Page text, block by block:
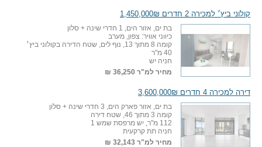
קולוני ביץ׳ למכירה 2 חדרים 1,450,000₪
בת ים, אזור הים, 1 חדרי שינה + סלון
כיווני אוויר: צפון, מערב
קומה 8 מתוך 13, נוף לים, שטח הדירה בקולוני ביץ׳
40 מ"ר
חניה יש
מחיר למ"ר 36,250 ₪
דירה למכירה 4 חדרים 3,600,000₪
בת ים, אזור פארק הים, 3 חדרי שינה + סלון
קומה 3 מתוך 46, שטח דירה
112 מ"ר, יש מרפסת שמש 1
חניה תת קרקעית
מחיר למ"ר 32,143 ₪